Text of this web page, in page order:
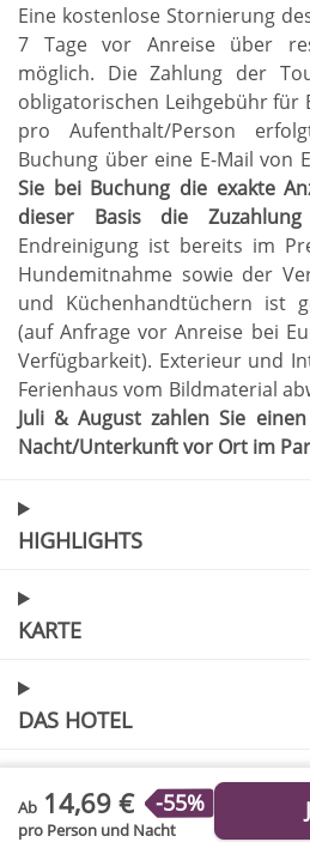
Eine kostenlose Stornierung
7 Tage vor Anreise über
möglich. Die Zahlung der
obligatorischen Leihgebühr für
pro Aufenthalt/Person
Buchung über eine E-Mail von
Sie bei Buchung die exakte
dieser Basis die
Endreinigung ist bereits im
Hundemitnahme sowie der
und Küchenhandtüchern ist
(auf Anfrage vor Anreise bei
Verfügbarkeit). Exterieur und
Ferienhaus vom Bildmaterial
Juli & August zahlen Sie
Nacht/Unterkunft vor Ort im
HIGHLIGHTS
KARTE
DAS HOTEL
Ab 14,69 € -55%
pro Person und Nacht